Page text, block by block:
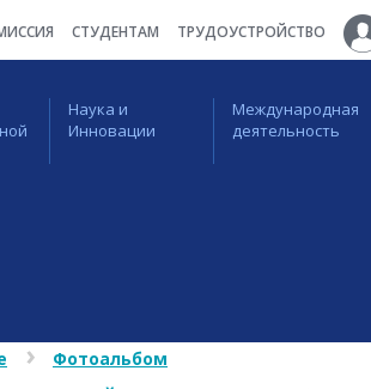
СТУДЕНТАМ ТРУДОУСТРОЙСТВО
Наука и
Инновации
Международная
деятельность
Фотоальбом